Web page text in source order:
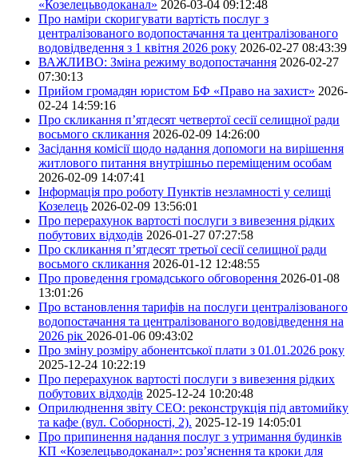
«Козелецьводоканал» 2026-03-04 09:12:48
Про наміри скоригувати вартість послуг з
централізованого водопостачання та централізованого
водовідведення з 1 квітня 2026 року 2026-02-27 08:43:39
ВАЖЛИВО: Зміна режиму водопостачання 2026-02-27
07:30:13
Прийом громадян юристом БФ «Право на захист» 2026-
02-24 14:59:16
Про скликання п’ятдесят четвертої сесії селищної ради
восьмого скликання 2026-02-09 14:26:00
Засідання комісії щодо надання допомоги на вирішення
житлового питання внутрішньо переміщеним особам
2026-02-09 14:07:41
Інформація про роботу Пунктів незламності у селищі
Козелець 2026-02-09 13:56:01
Про перерахунок вартості послуги з вивезення рідких
побутових відходів 2026-01-27 07:27:58
Про скликання п’ятдесят третьої сесії селищної ради
восьмого скликання 2026-01-12 12:48:55
Про проведення громадського обговорення 2026-01-08
13:01:26
Про встановлення тарифів на послуги централізованого
водопостачання та централізованого водовідведення на
2026 рік 2026-01-06 09:43:02
Про зміну розміру абонентської плати з 01.01.2026 року
2025-12-24 10:22:19
Про перерахунок вартості послуги з вивезення рідких
побутових відходів 2025-12-24 10:20:48
Оприлюднення звіту СЕО: реконструкція під автомийку
та кафе (вул. Соборності, 2). 2025-12-19 14:05:01
Про припинення надання послуг з утримання будинків
КП «Козелецьводоканал»: роз’яснення та кроки для